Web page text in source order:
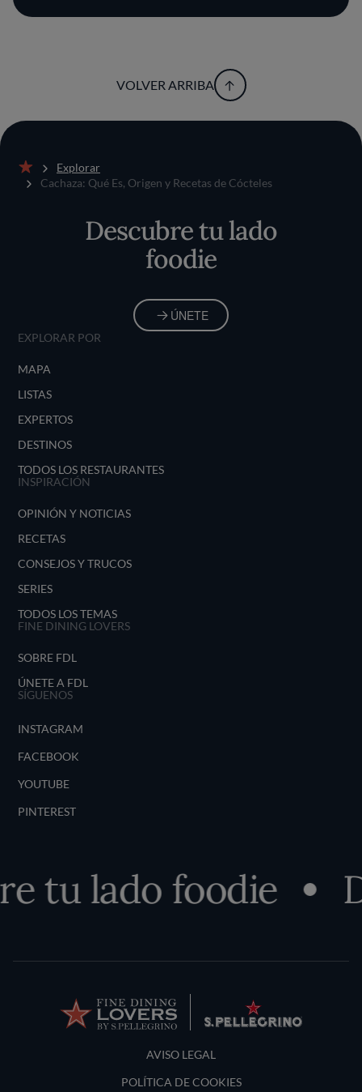
VOLVER ARRIBA
Inicio
Explorar
Cachaza: Qué Es, Origen y Recetas de Cócteles
Descubre tu lado
foodie
ÚNETE
EXPLORAR POR
MAPA
LISTAS
EXPERTOS
DESTINOS
TODOS LOS RESTAURANTES
INSPIRACIÓN
OPINIÓN Y NOTICIAS
RECETAS
CONSEJOS Y TRUCOS
SERIES
TODOS LOS TEMAS
FINE DINING LOVERS
SOBRE FDL
ÚNETE A FDL
SÍGUENOS
INSTAGRAM
FACEBOOK
YOUTUBE
PINTEREST
tu lado foodie
Terms and Conditions
AVISO LEGAL
POLÍTICA DE COOKIES